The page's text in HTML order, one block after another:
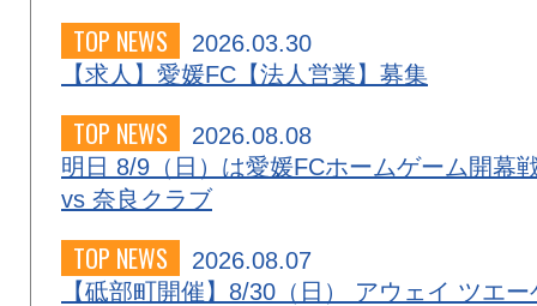
TOP NEWS
2026.03.30
【求人】愛媛FC【法人営業】募集
TOP NEWS
2026.08.08
明日 8/9（日）は愛媛FCホームゲーム開幕
vs 奈良クラブ
TOP NEWS
2026.08.07
【砥部町開催】8/30（日） アウェイ ツエー